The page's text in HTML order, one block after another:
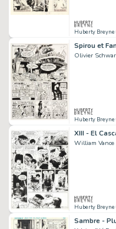
Huberty
Spirou et
Olivier
Huberty
XIII - El
William Vance
Huberty
Sambre -